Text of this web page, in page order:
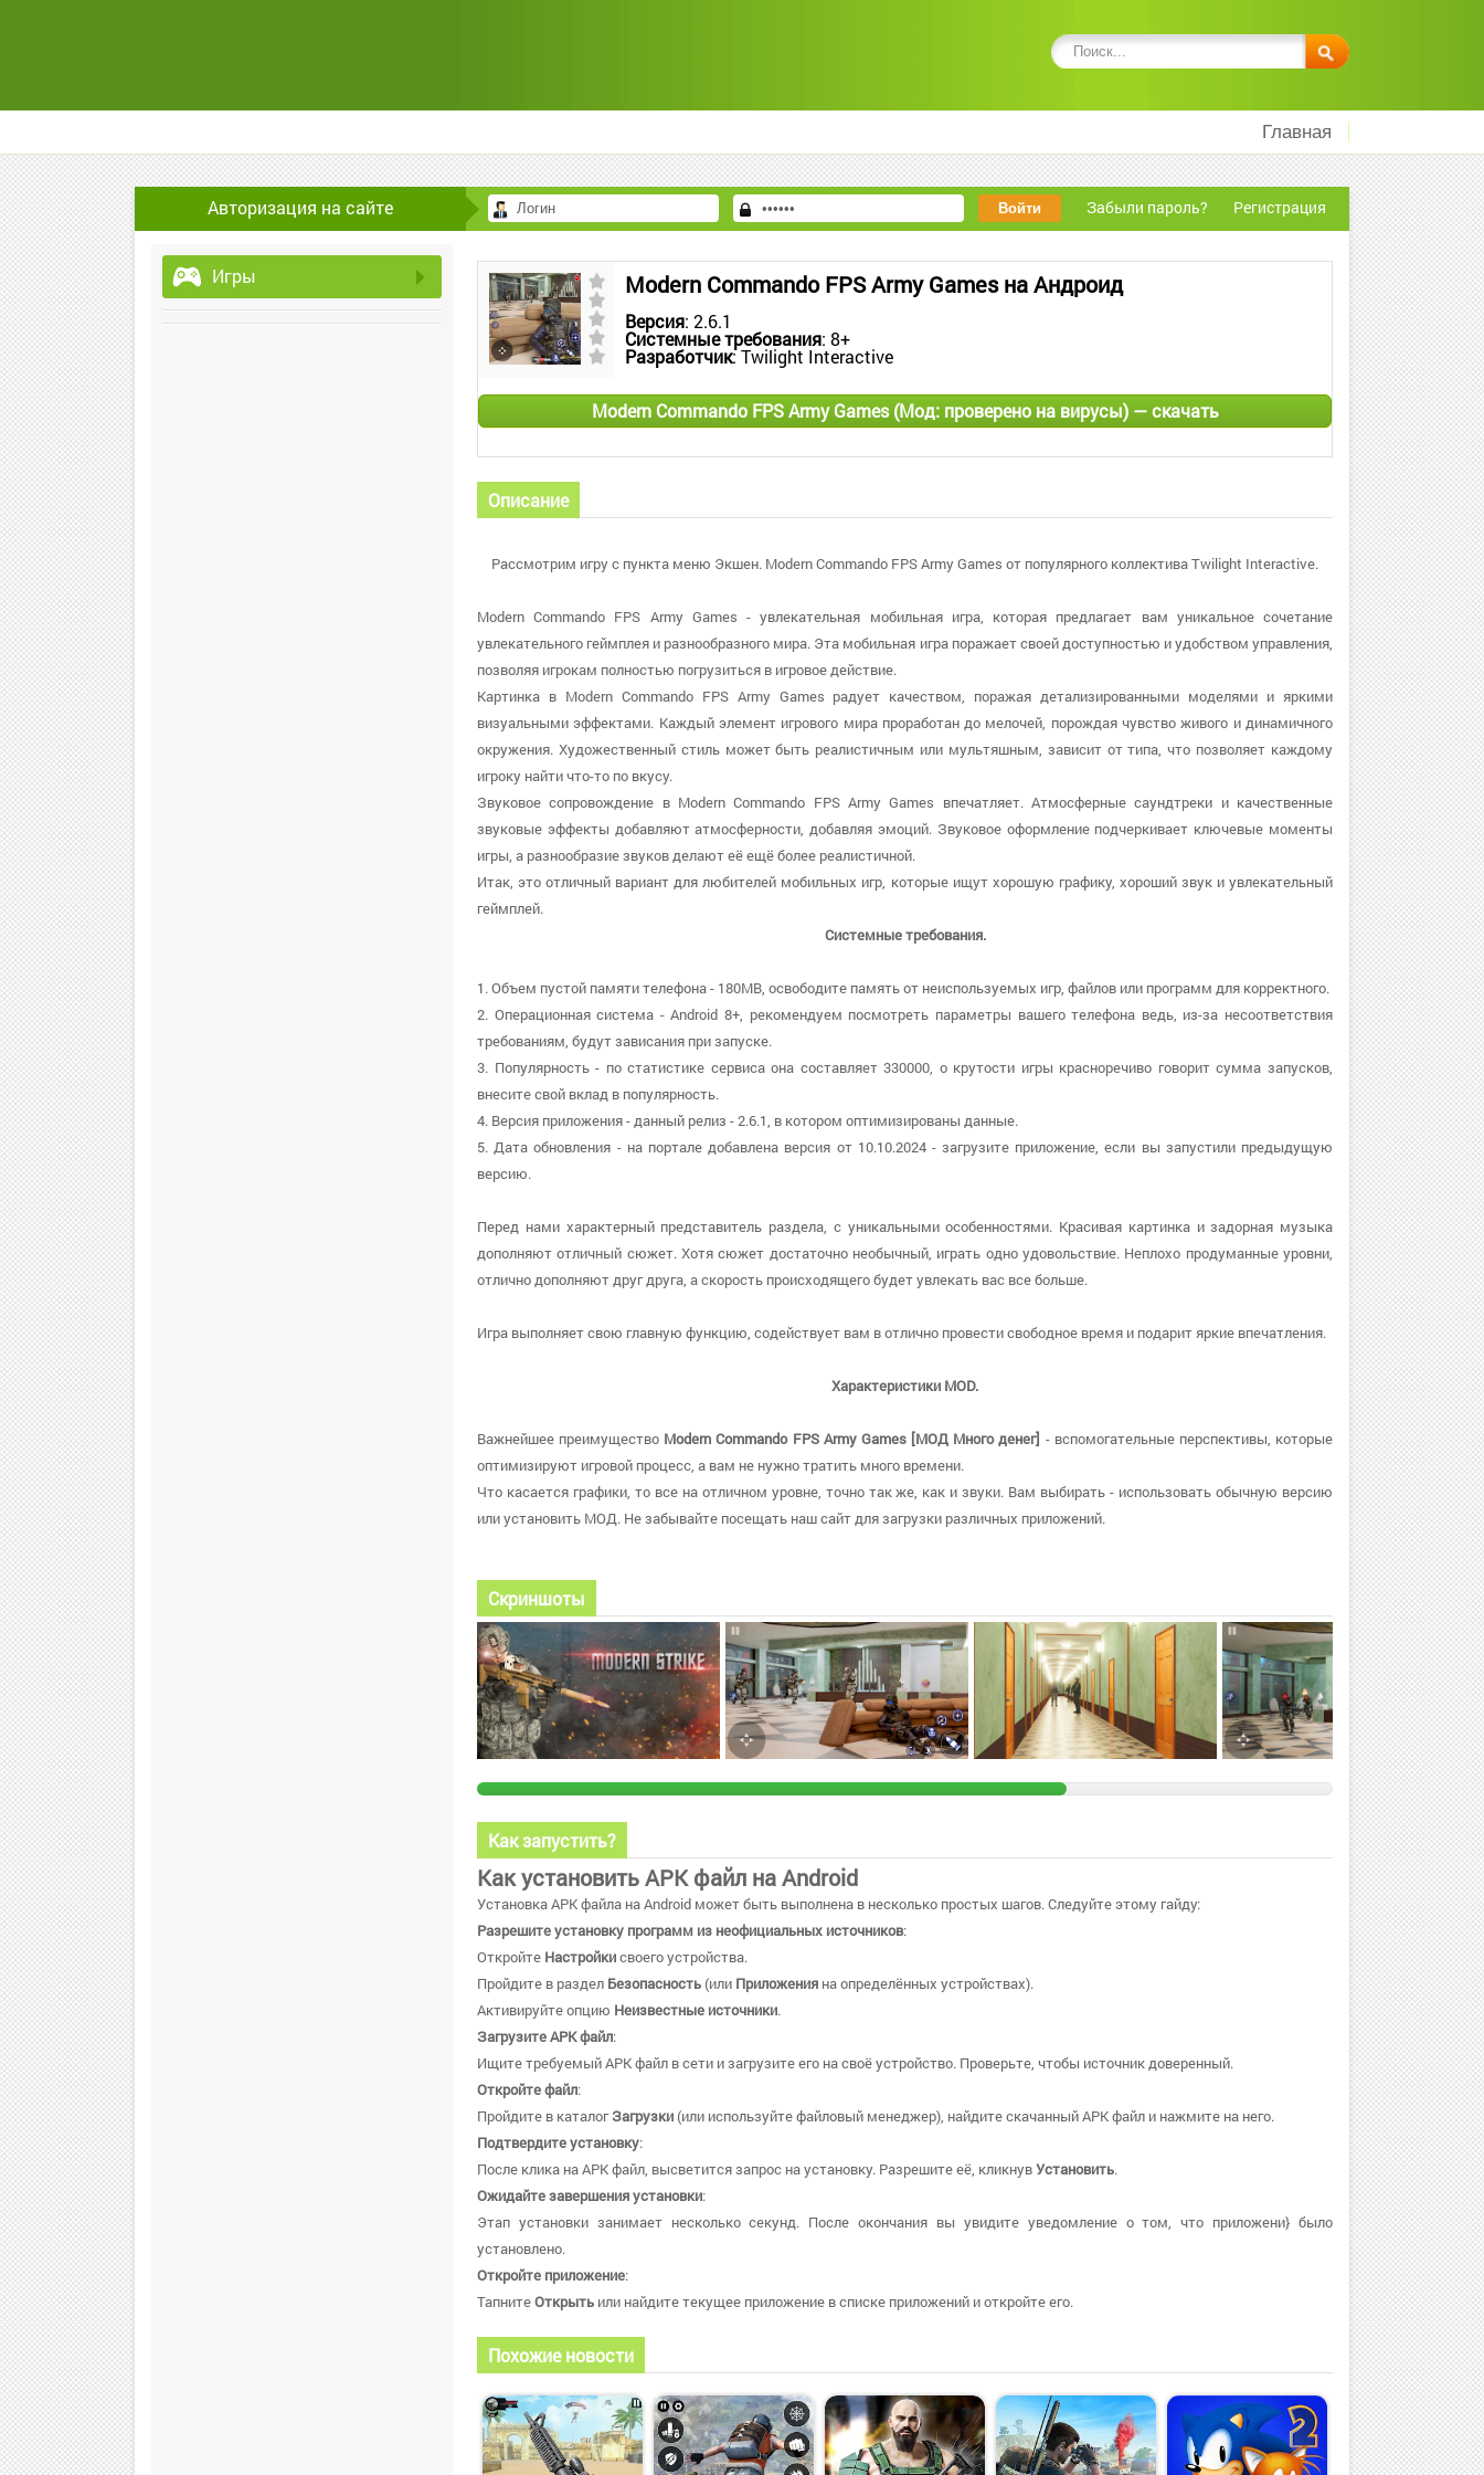
Главная
Авторизация на сайте Забыли пароль? Регистрация
Игры Modern Commando FPS Army Games на Андроид
Версия: 2.6.1
Системные требования: 8+
Разработчик: Twilight Interactive
Modern Commando FPS Army Games (Мод: проверено на вирусы) — скачать
Описание
Рассмотрим игру с пункта меню Экшен. Modern Commando FPS Army Games от популярного коллектива Twilight Interactive.
Modern Commando FPS Army Games - увлекательная мобильная игра, которая предлагает вам уникальное сочетание
увлекательного геймплея и разнообразного мира. Эта мобильная игра поражает своей доступностью и удобством управления,
позволяя игрокам полностью погрузиться в игровое действие.
Картинка в Modern Commando FPS Army Games радует качеством, поражая детализированными моделями и яркими
визуальными эффектами. Каждый элемент игрового мира проработан до мелочей, порождая чувство живого и динамичного
окружения. Художественный стиль может быть реалистичным или мультяшным, зависит от типа, что позволяет каждому
игроку найти что-то по вкусу.
Звуковое сопровождение в Modern Commando FPS Army Games впечатляет. Атмосферные саундтреки и качественные
звуковые эффекты добавляют атмосферности, добавляя эмоций. Звуковое оформление подчеркивает ключевые моменты
игры, а разнообразие звуков делают её ещё более реалистичной.
Итак, это отличный вариант для любителей мобильных игр, которые ищут хорошую графику, хороший звук и увлекательный
геймплей.
Системные требования.
1. Объем пустой памяти телефона - 180MB, освободите память от неиспользуемых игр, файлов или программ для корректного.
2. Операционная система - Android 8+, рекомендуем посмотреть параметры вашего телефона ведь, из-за несоответствия
требованиям, будут зависания при запуске.
3. Популярность - по статистике сервиса она составляет 330000, о крутости игры красноречиво говорит сумма запусков,
внесите свой вклад в популярность.
4. Версия приложения - данный релиз - 2.6.1, в котором оптимизированы данные.
5. Дата обновления - на портале добавлена версия от 10.10.2024 - загрузите приложение, если вы запустили предыдущую
версию.
Перед нами характерный представитель раздела, с уникальными особенностями. Красивая картинка и задорная музыка
дополняют отличный сюжет. Хотя сюжет достаточно необычный, играть одно удовольствие. Неплохо продуманные уровни,
отлично дополняют друг друга, а скорость происходящего будет увлекать вас все больше.
Игра выполняет свою главную функцию, содействует вам в отлично провести свободное время и подарит яркие впечатления.
Характеристики MOD.
Важнейшее преимущество Modern Commando FPS Army Games [МОД Много денег] - вспомогательные перспективы, которые
оптимизируют игровой процесс, а вам не нужно тратить много времени.
Что касается графики, то все на отличном уровне, точно так же, как и звуки. Вам выбирать - использовать обычную версию
или установить МОД. Не забывайте посещать наш сайт для загрузки различных приложений.
Скриншоты
Как запустить?
Как установить APK файл на Android
Установка APK файла на Android может быть выполнена в несколько простых шагов. Следуйте этому гайду:
Разрешите установку программ из неофициальных источников:
Откройте Настройкисвоего устройства.
Пройдите в раздел Безопасность (или Приложения на определённых устройствах).
Активируйте опцию Неизвестные источники.
Загрузите APK файл:
Ищите требуемый APK файл в сети и загрузите его на своё устройство. Проверьте, чтобы источник доверенный.
Откройте файл:
Пройдите в каталогЗагрузки (или используйте файловый менеджер), найдите скачанный APK файл и нажмите на него.
Подтвердите установку:
После клика на APK файл, высветится запрос на установку. Разрешите её, кликнувУстановить.
Ожидайте завершения установки:
Этап установки занимает несколько секунд. После окончания вы увидите уведомление о том, что приложени} было
установлено.
Откройте приложение:
ТапнитеОткрыть или найдите текущее приложение в списке приложений и откройте его.
Похожие новости